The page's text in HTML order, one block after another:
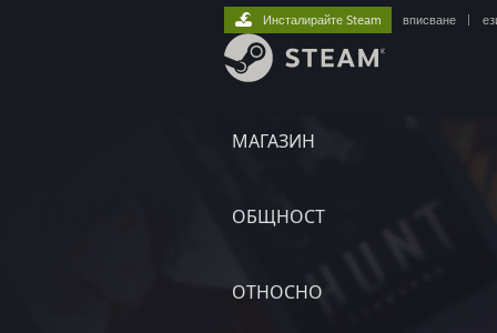
МАГАЗИН
ОБЩНОСТ
ОТНОСНО
Инсталирайте Steam вписване